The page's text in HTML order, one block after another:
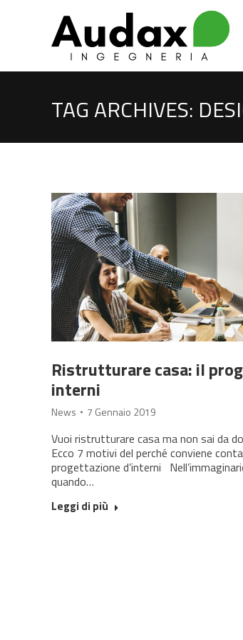
TAG ARCHIVES:
Ristrutturare casa: il
interni
News 7 Gennaio 2019
Vuoi ristrutturare casa ma non sai da
Ecco 7 motivi del perché conviene
progettazione d’interni
quando…
Leggi di più